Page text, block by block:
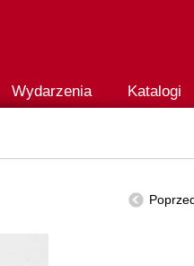
Wydarzenia Katalogi